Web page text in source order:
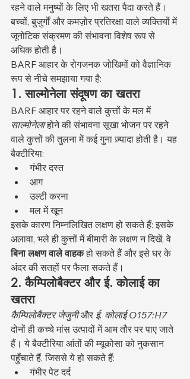
रहने वाले मनुष्यों के लिए भी खतरा पैदा करते हैं।
बच्चों, बुजुर्गों और कमज़ोर प्रतिरक्षा वाले व्यक्तियों में
जूनोटिक संक्रमण की संभावना विशेष रूप से
अधिक होती है।
BARF आहार के रोगजनक जोखिमों को वैज्ञानिक
रूप से नीचे समझाया गया है:
1. साल्मोनेला संदूषण का खतरा
BARF आहार पर रहने वाले कुत्तों के मल में
साल्मोनेला होने की संभावना सूखा भोजन पर रहने
वाले कुत्तों की तुलना में कई गुना ज़्यादा होती है। यह
बैक्टीरिया:
गंभीर दस्त
आग
उल्टी करना
मल में खून
इसके कारण निम्नलिखित लक्षण हो सकते हैं: इसके
अलावा, भले ही कुत्तों में बीमारी के लक्षण न दिखें, वे
बिना लक्षण वाले वाहक हो सकते हैं और इसे घर के
अंदर की सतहों पर फैला सकते हैं।
2. कैम्पिलोबैक्टर और ई. कोलाई का
खतरा
कैम्पिलोबैक्टर जेजुनी और ई. कोलाई O157:H7
दोनों ही कच्चे मांस उत्पादों में आम तौर पर पाए जाते
हैं। ये बैक्टीरिया आंतों की म्यूकोसा को नुकसान
पहुँचाते हैं, जिससे ये हो सकते हैं:
गंभीर पेट दर्द